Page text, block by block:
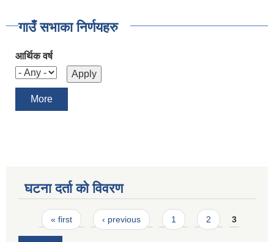
गाउँ सभाका निर्णयहरु
आर्थिक वर्ष
More
घटना दर्ता को विवरण
Pages
« first ‹ previous 1 2 3